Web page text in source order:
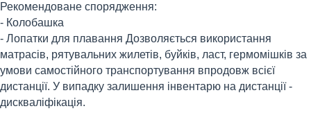
Рекомендоване cпорядження:
- Колобашка
- Лопатки для плавання Дозволяється використання
матрасів, рятувальних жилетів, буйків, ласт, гермомішків за
умови самостійного транспортування впродовж всієї
дистанції. У випадку залишення інвентарю на дистанції -
дискваліфікація.